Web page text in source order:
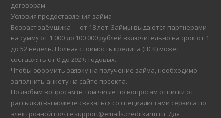
договорам.
Условия предоставления займа
Возраст заёмщика — от 18 лет. Займы выдаются партнерами
на сумму от 1 000 до 100 000 рублей включительно на срок от 1
до 52 недель. Полная стоимость кредита (ПСК) может
составлять от 0 до 292% годовых.
Чтобы оформить заявку на получение займа, необходимо
заполнить анкету на сайте проекта.
По любым вопросам (в том числе по вопросам отписки от
рассылки) вы можете связаться со специалистами сервиса по
электронной почте support@emails.creditkarm.ru. Для